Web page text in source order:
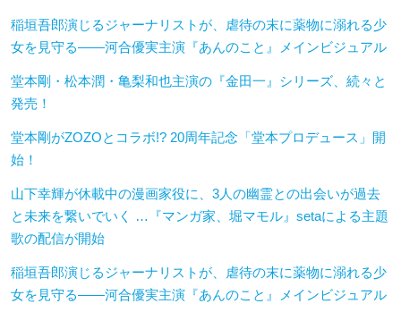
稲垣吾郎演じるジャーナリストが、虐待の末に薬物に溺れる少
女を見守る――河合優実主演『あんのこと』メインビジュアル
堂本剛・松本潤・亀梨和也主演の『金田一』シリーズ、続々と
発売！
堂本剛がZOZOとコラボ!? 20周年記念「堂本プロデュース」開
始！
山下幸輝が休載中の漫画家役に、3人の幽霊との出会いが過去
と未来を繋いでいく …『マンガ家、堀マモル』setaによる主題
歌の配信が開始
稲垣吾郎演じるジャーナリストが、虐待の末に薬物に溺れる少
女を見守る――河合優実主演『あんのこと』メインビジュアル